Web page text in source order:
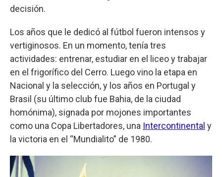
decisión.
Los años que le dedicó al fútbol fueron intensos y
vertiginosos. En un momento, tenía tres
actividades: entrenar, estudiar en el liceo y trabajar
en el frigorífico del Cerro. Luego vino la etapa en
Nacional y la selección, y los años en Portugal y
Brasil (su último club fue Bahia, de la ciudad
homónima), signada por mojones importantes
como una Copa Libertadores, una Intercontinental y
la victoria en el “Mundialito” de 1980.